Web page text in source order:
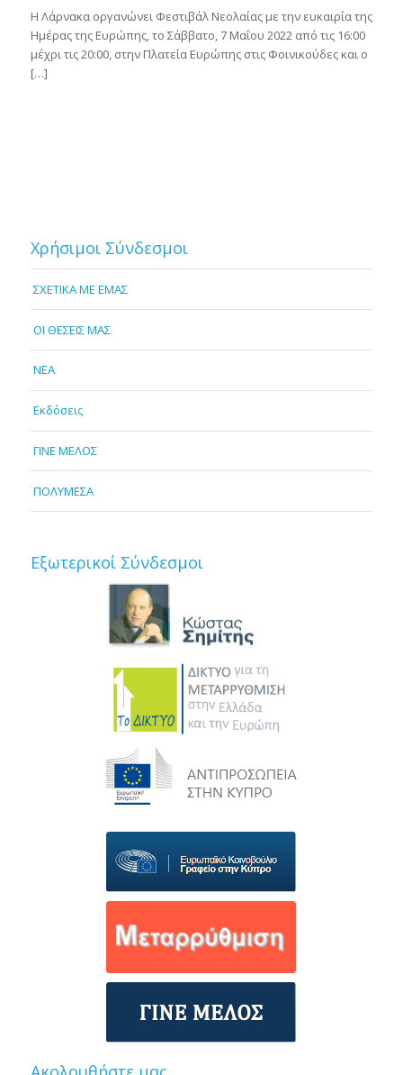
Η Λάρνακα οργανώνει Φεστιβάλ Νεολαίας με την ευκαιρία της
Ημέρας της Ευρώπης, το Σάββατο, 7 Μαΐου 2022 από τις 16:00
μέχρι τις 20:00, στην Πλατεία Ευρώπης στις Φοινικούδες και ο
[…]
Χρήσιμοι Σύνδεσμοι
ΣΧΕΤΙΚΑ ΜΕ ΕΜΑΣ
OI ΘΕΣΕΙΣ ΜΑΣ
NEA
Εκδόσεις
ΓΙΝΕ ΜΕΛΟΣ
ΠΟΛΥΜΕΣΑ
Εξωτερικοί Σύνδεσμοι